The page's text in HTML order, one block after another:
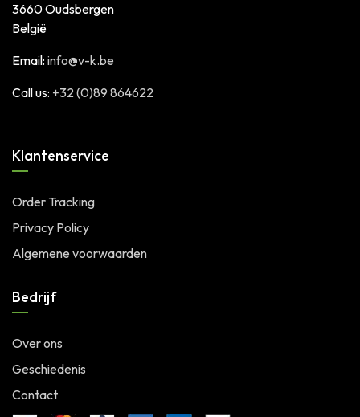
3660 Oudsbergen
België
Email: info@v-k.be
Call us: +32 (0)89 864622
Klantenservice
Order Tracking
Privacy Policy
Algemene voorwaarden
Bedrijf
Over ons
Geschiedenis
Contact